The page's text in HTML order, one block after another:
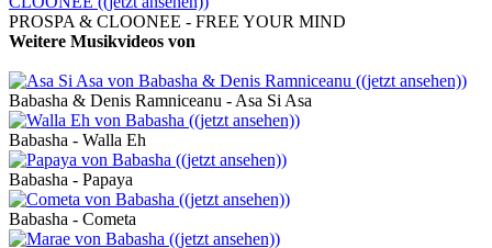
PROSPA & CLOONEE - FREE YOUR MIND
Weitere Musikvideos von
Babasha & Denis Ramniceanu - Asa Si Asa
Babasha - Walla Eh
Babasha - Papaya
Babasha - Cometa